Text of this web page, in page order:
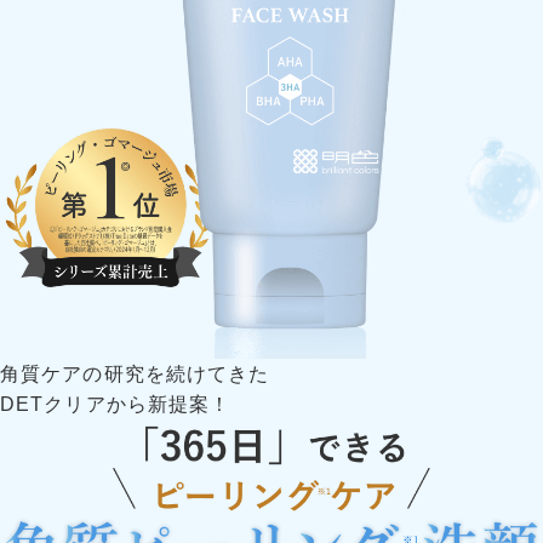
角質ケアの研究を続けてきた
DETクリアから新提案！